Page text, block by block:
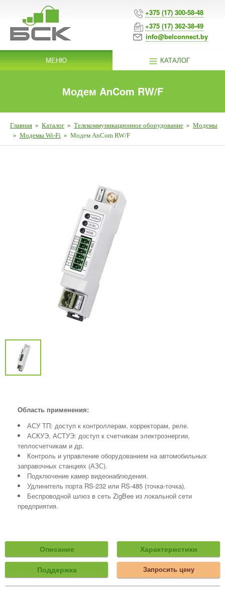
+375 (17) 300-58-48
+375 (17) 362-38-49
info@belconnect.by
МЕНЮ КАТАЛОГ
Модем AnCom RW/F
Главная » Каталог » Телекоммуникационное оборудование » Модемы
» Модемы Wi-Fi » Модем AnCom RW/F
Область применения:
АСУ ТП: доступ к контроллерам, корректорам, реле.
АСКУЭ, АСТУЭ: доступ к счетчикам электроэнергии,
теплосчетчикам и др.
Контроль и управление оборудованием на автомобильных
заправочных станциях (АЗС).
Подключение камер видеонаблюдения.
Удлинитель порта RS-232 или RS-485 (точка-точка).
Беспроводной шлюз в сеть ZigBee из локальной сети
предприятия.
Описание Характеристики
Поддержка Запросить цену